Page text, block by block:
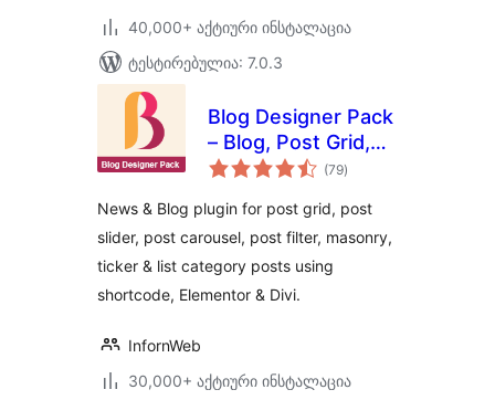
40,000+ აქტიური ინსტალაცია
ტესტირებულია: 7.0.3
Blog Designer Pack
– Blog, Post Grid,
Post Slider, Post
Post, News
(79საერთო
რეიტინგი
)
News & Blog plugin for post grid, post
slider, post carousel, post filter, masonry,
ticker & list category posts using
shortcode, Elementor & Divi.
InfornWeb
30,000+ აქტიური ინსტალაცია